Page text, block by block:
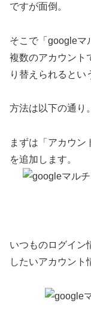
ですが面倒。
そこで「googleマ
複数のアカウント
り替えられるとい
方法は以下の通り。
まずは「アカウン
を追加します。
いつものログイン
したいアカウント